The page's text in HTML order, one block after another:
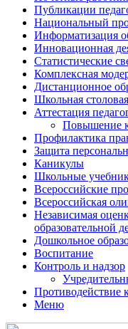
Публикации
Национальный
Информатизация
Инновационная
Статистические
Комплексная
Дистанционное
Школьная столовая
Аттестация
Повышение
Профилактика
Защита
Каникулы
Школьные
Всероссийские
Всероссийская
Независимая
образовательной
Дошкольное
Воспитание
Контроль и надзор
Противодействие
Меню